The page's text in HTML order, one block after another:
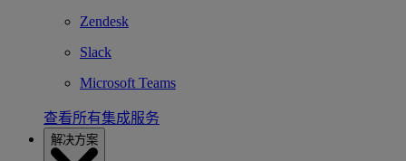
Zendesk
Slack
Microsoft Teams
查看所有集成服务
解决方案